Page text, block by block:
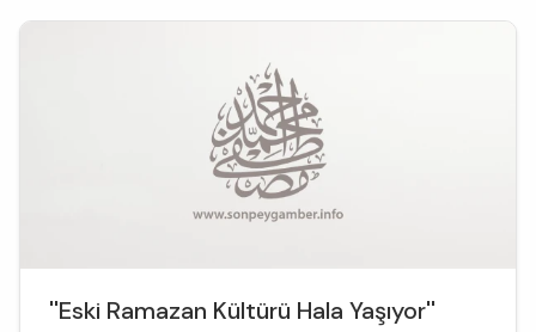
hayatın çok hızlı aktığını dile getiriyor ve bu
''Eski Ramazan Kültürü Hala Yaşıyor''